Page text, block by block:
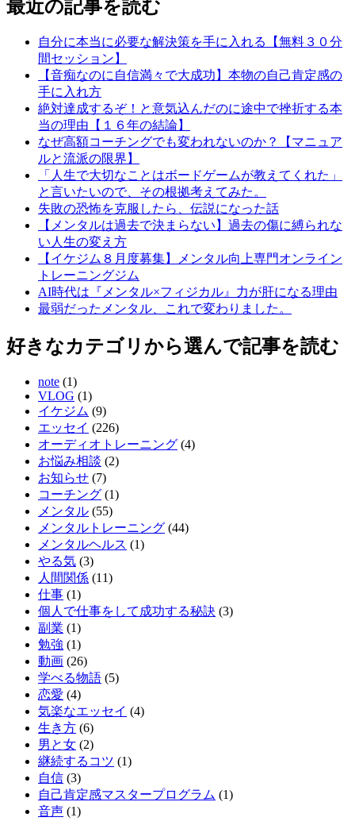
最近の記事を読む
自分に本当に必要な解決策を手に入れる【無料３０分
間セッション】
【音痴なのに自信満々で大成功】本物の自己肯定感の
手に入れ方
絶対達成するぞ！と意気込んだのに途中で挫折する本
当の理由【１６年の結論】
なぜ高額コーチングでも変われないのか？【マニュア
ルと流派の限界】
「人生で大切なことはボードゲームが教えてくれた」
と言いたいので、その根拠考えてみた。
失敗の恐怖を克服したら、伝説になった話
【メンタルは過去で決まらない】過去の傷に縛られな
い人生の変え方
【イケジム８月度募集】メンタル向上専門オンライン
トレーニングジム
AI時代は『メンタル×フィジカル』力が肝になる理由
最弱だったメンタル、これで変わりました。
好きなカテゴリから選んで記事を読む
note (1)
VLOG (1)
イケジム (9)
エッセイ (226)
オーディオトレーニング (4)
お悩み相談 (2)
お知らせ (7)
コーチング (1)
メンタル (55)
メンタルトレーニング (44)
メンタルヘルス (1)
やる気 (3)
人間関係 (11)
仕事 (1)
個人で仕事をして成功する秘訣 (3)
副業 (1)
勉強 (1)
動画 (26)
学べる物語 (5)
恋愛 (4)
気楽なエッセイ (4)
生き方 (6)
男と女 (2)
継続するコツ (1)
自信 (3)
自己肯定感マスタープログラム (1)
音声 (1)